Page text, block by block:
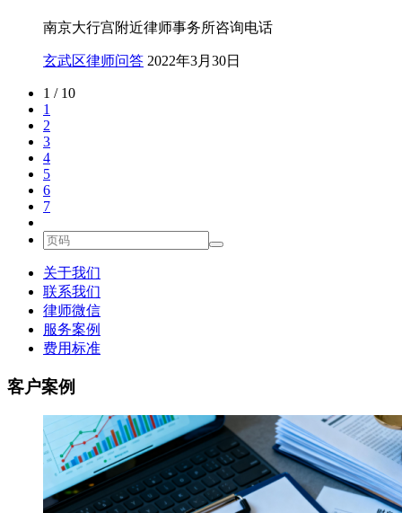
南京大行宫附近律师事务所咨询电话
玄武区律师问答 2022年3月30日
1 / 10
1
2
3
4
5
6
7
关于我们
联系我们
律师微信
服务案例
费用标准
客户案例